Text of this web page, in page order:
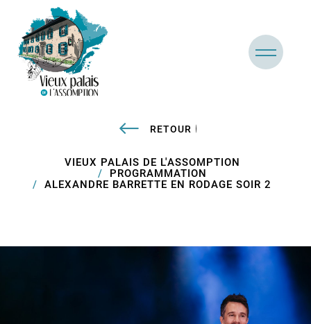
RETOUR
VIEUX PALAIS DE L'ASSOMPTION
PROGRAMMATION
ALEXANDRE BARRETTE EN RODAGE SOIR 2